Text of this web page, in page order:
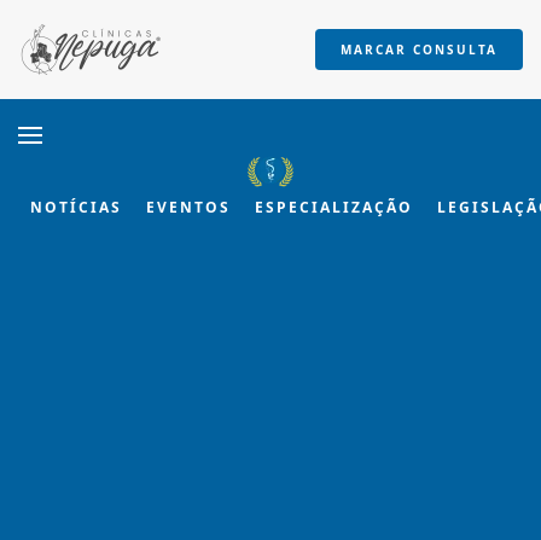
Skip to main content
MARCAR CONSULTA
NOTÍCIAS EVENTOS ESPECIALIZAÇÃO